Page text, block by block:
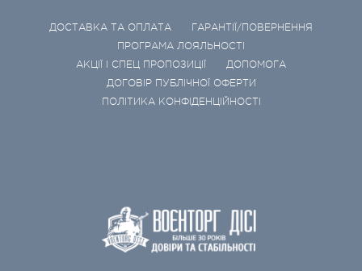
ДОСТАВКА ТА ОПЛАТА
ГАРАНТІЇ/ПОВЕРНЕННЯ
ПРОГРАМА ЛОЯЛЬНОСТІ
АКЦІЇ І СПЕЦ ПРОПОЗИЦІЇ
ДОПОМОГА
ДОГОВІР ПУБЛІЧНОЇ ОФЕРТИ
ПОЛІТИКА КОНФІДЕНЦІЙНОСТІ